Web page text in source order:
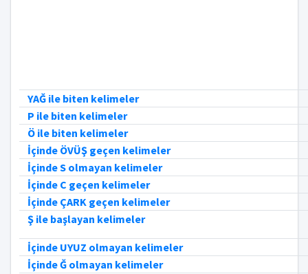
YAĞ ile biten kelimeler
P ile biten kelimeler
Ö ile biten kelimeler
İçinde ÖVÜŞ geçen kelimeler
İçinde S olmayan kelimeler
İçinde C geçen kelimeler
İçinde ÇARK geçen kelimeler
Ş ile başlayan kelimeler
İçinde UYUZ olmayan kelimeler
İçinde Ğ olmayan kelimeler